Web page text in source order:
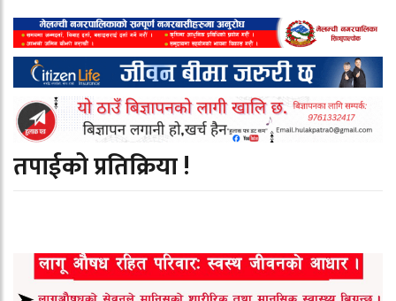
तपाईको प्रतिक्रिया !